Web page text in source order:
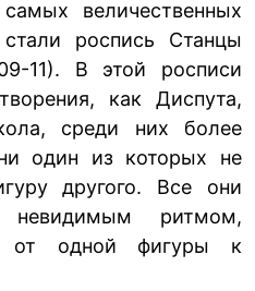
величественных
роспись Станцы
11). В этой росписи
как Диспута,
среди них более
один из которых не
другого. Все они
невидимым ритмом,
от одной фигуры к